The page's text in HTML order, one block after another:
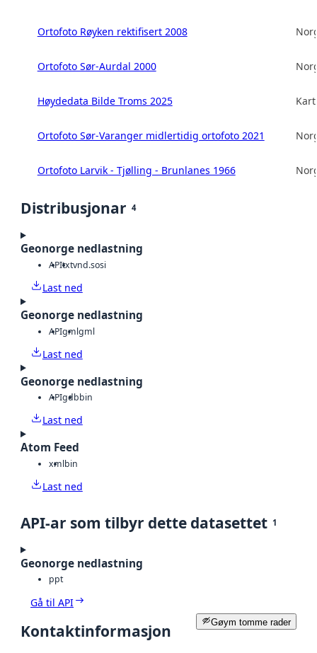
Ortofoto Røyken rektifisert 2008
Ortofoto Sør-Aurdal 2000
Høydedata Bilde Troms 2025
Ortofoto Sør-Varanger midlertidig ortofoto 2021
Ortofoto Larvik - Tjølling - Brunlanes 1966
Distribusjonar 4
Geonorge nedlastning
APItxtvnd.sosi
Last ned
Geonorge nedlastning
APIgmlgml
Last ned
Geonorge nedlastning
APIgdbbin
Last ned
Atom Feed
xmlbin
Last ned
API-ar som tilbyr dette datasettet 1
Geonorge nedlastning
ppt
Gå til API
Gøym tomme rader
Kontaktinformasjon